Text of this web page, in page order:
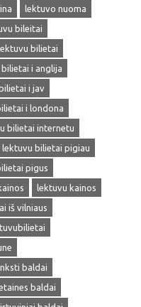
lektuvo nuoma
bileitai
lektuvu bilietai
i anglija
i jav
i londona
bilietai internetu
lektuvu bilietai pigiau
pigus
lektuvu kainos
iš vilniaus
baldai
baldai